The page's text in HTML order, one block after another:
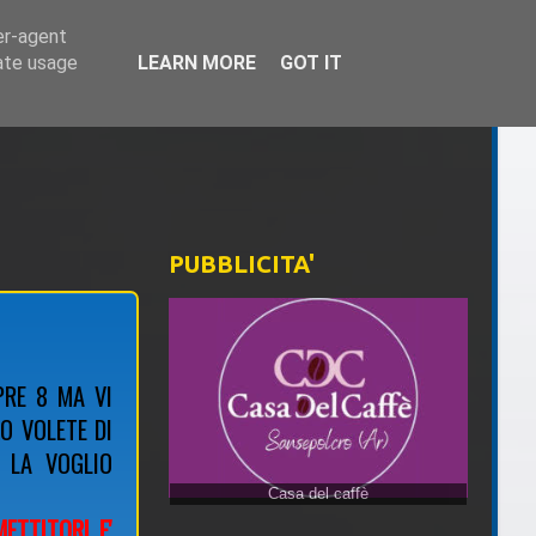
8 MA VI
VOLETE DI
VOGLIO
PUBBLICITA'
agent
usage
LEARN MORE GOT IT